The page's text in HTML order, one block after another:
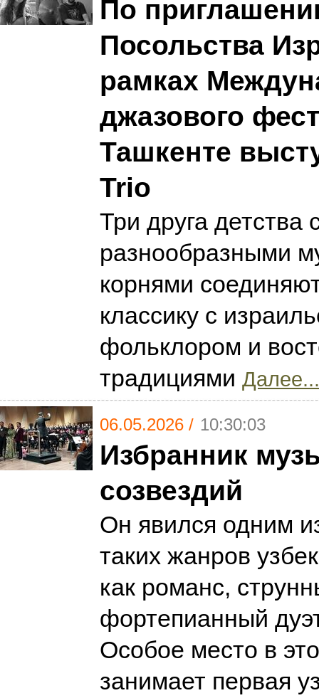
По
Посольства
рамках
джазового
Ташкенте
Trio
Три друга детства
разнообразными
корнями
классику с
фольклором и
традициями Далее...
06.05.2026 / 10:30:03
Избранник
созвездий
Он явился одним
таких жанров
как романс,
фортепианный
Особое место в
занимает первая